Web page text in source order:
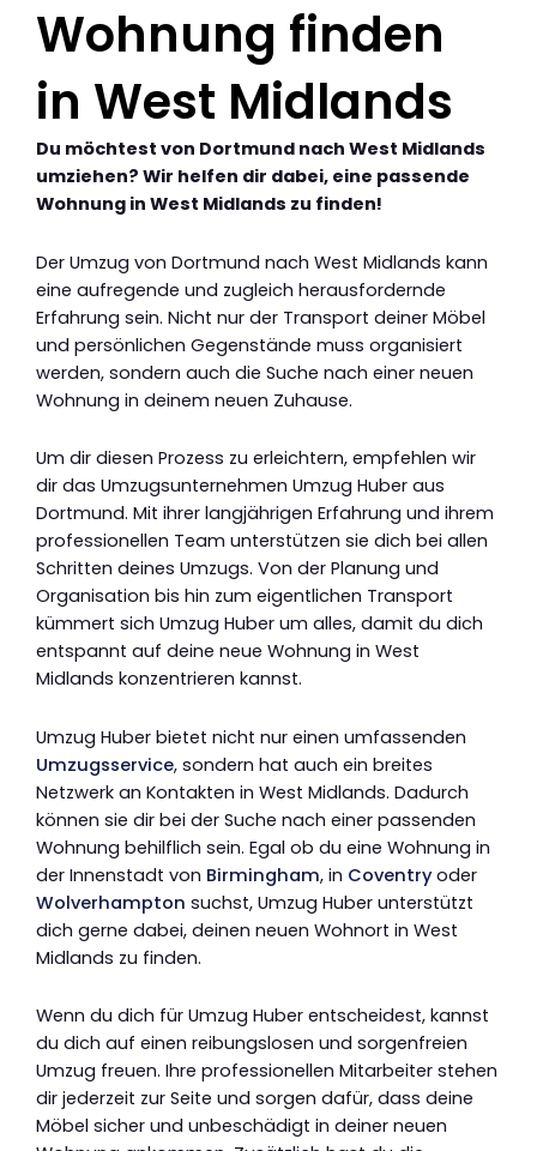
Wohnung finden
in West Midlands
Du möchtest von Dortmund nach West Midlands
umziehen? Wir helfen dir dabei, eine passende
Wohnung in West Midlands zu finden!
Der Umzug von Dortmund nach West Midlands kann
eine aufregende und zugleich herausfordernde
Erfahrung sein. Nicht nur der Transport deiner Möbel
und persönlichen Gegenstände muss organisiert
werden, sondern auch die Suche nach einer neuen
Wohnung in deinem neuen Zuhause.
Um dir diesen Prozess zu erleichtern, empfehlen wir
dir das Umzugsunternehmen Umzug Huber aus
Dortmund. Mit ihrer langjährigen Erfahrung und ihrem
professionellen Team unterstützen sie dich bei allen
Schritten deines Umzugs. Von der Planung und
Organisation bis hin zum eigentlichen Transport
kümmert sich Umzug Huber um alles, damit du dich
entspannt auf deine neue Wohnung in West
Midlands konzentrieren kannst.
Umzug Huber bietet nicht nur einen umfassenden
Umzugsservice, sondern hat auch ein breites
Netzwerk an Kontakten in West Midlands. Dadurch
können sie dir bei der Suche nach einer passenden
Wohnung behilflich sein. Egal ob du eine Wohnung in
der Innenstadt von Birmingham, in Coventryoder
Wolverhampton suchst, Umzug Huber unterstützt
dich gerne dabei, deinen neuen Wohnort in West
Midlands zu finden.
Wenn du dich für Umzug Huber entscheidest, kannst
du dich auf einen reibungslosen und sorgenfreien
Umzug freuen. Ihre professionellen Mitarbeiter stehen
dir jederzeit zur Seite und sorgen dafür, dass deine
Möbel sicher und unbeschädigt in deiner neuen